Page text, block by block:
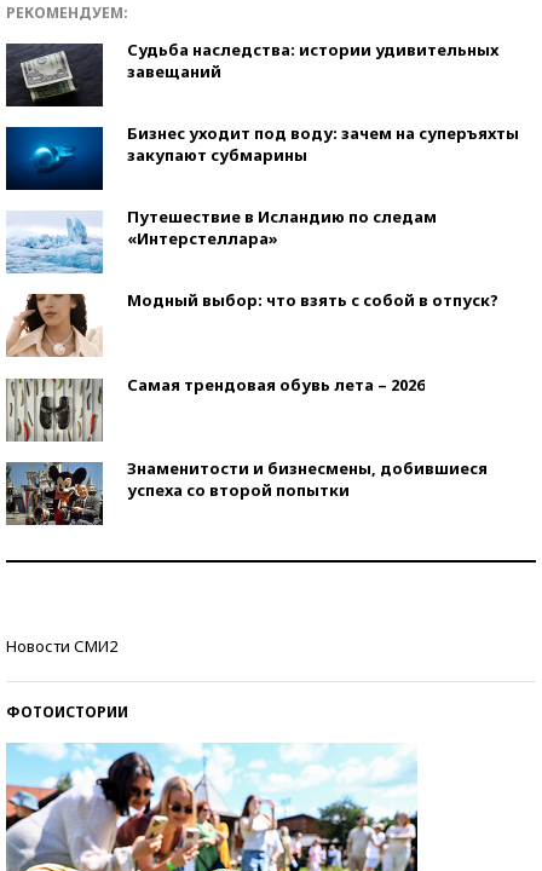
РЕКОМЕНДУЕМ:
Судьба наследства: истории удивительных
завещаний
Бизнес уходит под воду: зачем на суперъяхты
закупают субмарины
Путешествие в Исландию по следам
«Интерстеллара»
Модный выбор: что взять с собой в отпуск?
Самая трендовая обувь лета – 2026
Знаменитости и бизнесмены, добившиеся
успеха со второй попытки
Новости СМИ2
ФОТОИСТОРИИ